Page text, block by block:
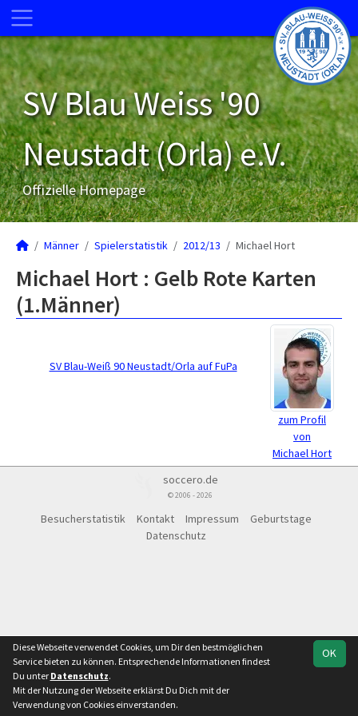
SV Blau Weiss '90
Neustadt (Orla) e.V.
Offizielle Homepage
Männer Spielerstatistik 2012/13 Michael Hort
Michael Hort : Gelb Rote Karten
(1.Männer)
zum Profil
von
Michael Hort
SV Blau-Weiß 90 Neustadt/Orla auf FuPa
soccero.de
© 2006 - 2026
Besucherstatistik Kontakt Impressum
Geburtstage
Datenschutz
OK
Diese Webseite verwendet Cookies, um Dir den bestmöglichen
Service bieten zu können. Entsprechende Informationen findest
Du unter Datenschutz.
Mit der Nutzung der Webseite erklärst Du Dich mit der
Verwendung von Cookies einverstanden.